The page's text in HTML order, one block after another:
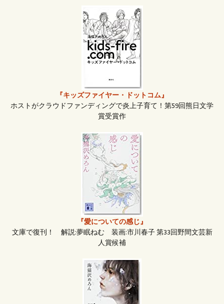
『キッズファイヤー・ドットコム』
ホストがクラウドファンディングで炎上子育て！第59回熊日文学
賞受賞作
『愛についての感じ』
文庫で復刊！ 解説:夢眠ねむ 装画:市川春子 第33回野間文芸新
人賞候補